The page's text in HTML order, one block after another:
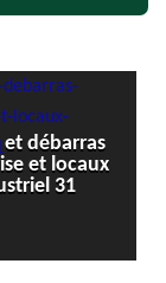
débarras
et locaux
31